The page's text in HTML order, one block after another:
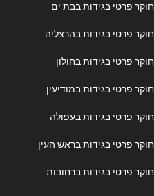
חוקר פרטי בגידות בבת ים
חוקר פרטי בגידות בהרצליה
חוקר פרטי בגידות בחולון
חוקר פרטי בגידות במודיעין
חוקר פרטי בגידות בעפולה
חוקר פרטי בגידות בראש העין
חוקר פרטי בגידות ברחובות